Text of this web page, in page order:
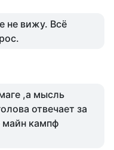
не вижу. Всё
,а мысль
отвечает за
майн кампф